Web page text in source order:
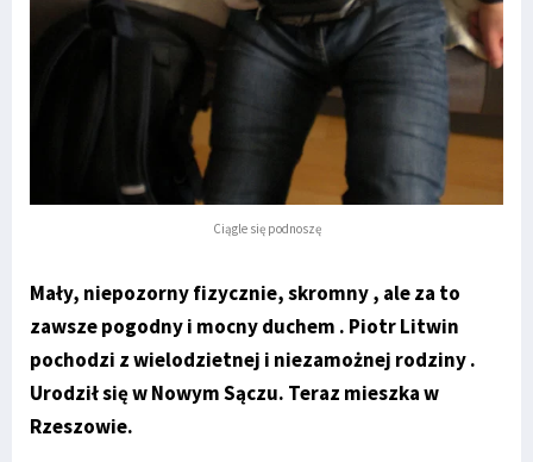
Ciągle się podnoszę
Mały, niepozorny fizycznie, skromny , ale za to
zawsze pogodny i mocny duchem . Piotr Litwin
pochodzi z wielodzietnej i niezamożnej rodziny .
Urodził się w Nowym Sączu. Teraz mieszka w
Rzeszowie.